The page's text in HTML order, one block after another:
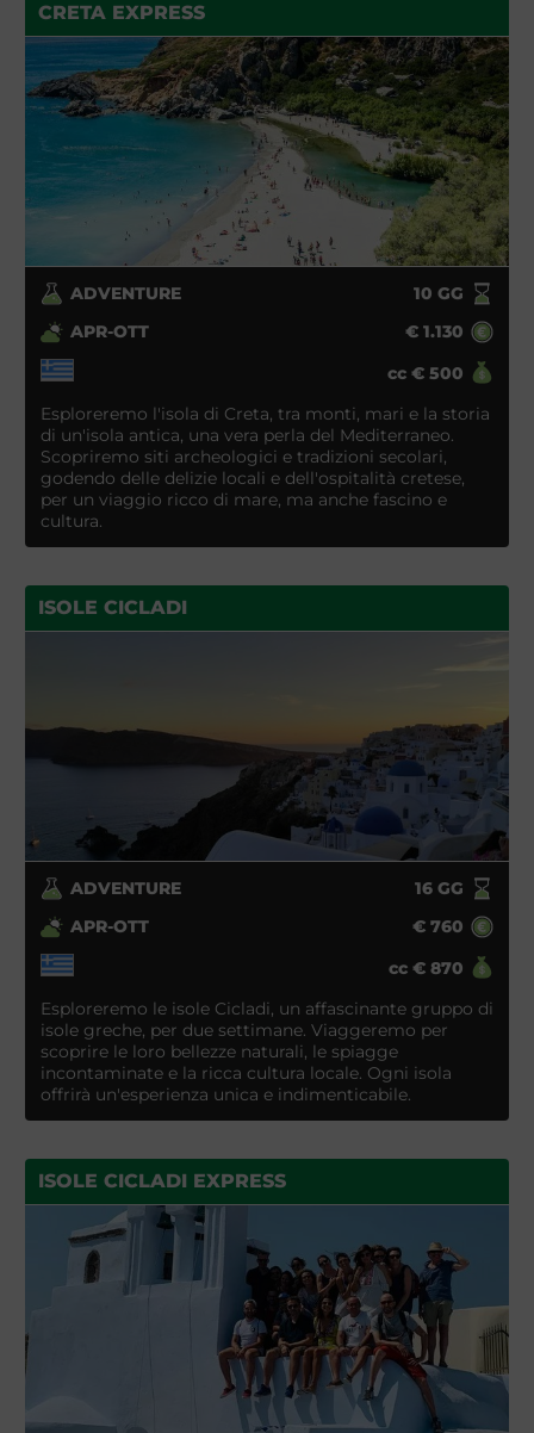
CRETA EXPRESS
ADVENTURE 10 GG
APR-OTT
€ 1.130
cc € 500
Esploreremo l'isola di Creta, tra monti, mari e la storia
di un'isola antica, una vera perla del Mediterraneo.
Scopriremo siti archeologici e tradizioni secolari,
godendo delle delizie locali e dell'ospitalità cretese,
per un viaggio ricco di mare, ma anche fascino e
cultura.
ISOLE CICLADI
ADVENTURE 16GG
APR-OTT
€ 760
cc € 870
Esploreremo le isole Cicladi, un affascinante gruppo di
isole greche, per due settimane. Viaggeremo per
scoprire le loro bellezze naturali, le spiagge
incontaminate e la ricca cultura locale. Ogni isola
offrirà un'esperienza unica e indimenticabile.
ISOLE CICLADI EXPRESS